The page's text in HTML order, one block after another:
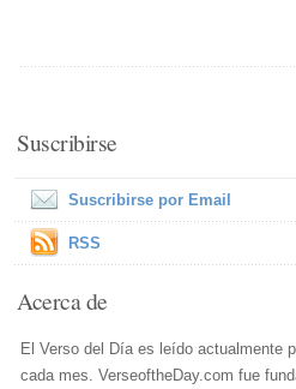
Suscribirse
Suscribirse por Email
RSS
Acerca de
El Verso del Día es leído actualmente
cada mes. VerseoftheDay.com fue